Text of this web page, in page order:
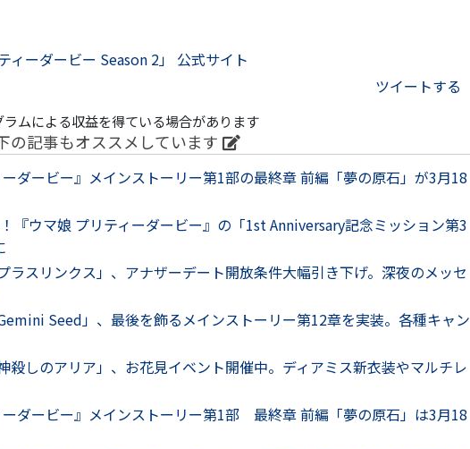
ィーダービー Season 2」 公式サイト
ツイートする
ムによる収益を得ている場合があります
の記事もオススメしています
ーダービー』メインストーリー第1部の最終章 前編「夢の原石」が3月18
『ウマ娘 プリティーダービー』の「1st Anniversary記念ミッション第3
ラスリンクス」、アナザーデート開放条件大幅引き下げ。深夜のメッセ
Seed」、最後を飾るメインストーリー第12章を実装。各種キャン
殺しのアリア」、お花見イベント開催中。ディアミス新衣装やマルチレ
ーダービー』メインストーリー第1部 最終章 前編「夢の原石」は3月18